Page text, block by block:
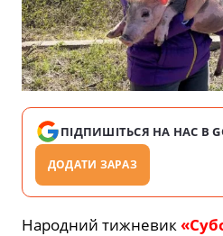
ПІДПИШІТЬСЯ НА НАС В
ДОДАТИ ЗАРАЗ
Народний тижневик